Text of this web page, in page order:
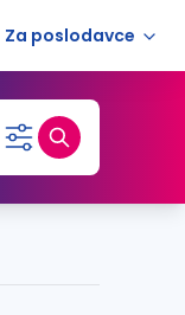
Za poslodavce